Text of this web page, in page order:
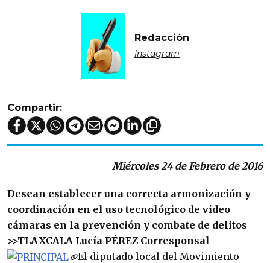
Redacción
Instagram
Compartir:
Miércoles 24 de Febrero de 2016
Desean establecer una correcta armonización y
coordinación en el uso tecnológico de video
cámaras en la prevención y combate de delitos
>>TLAXCALA Lucía PÉREZ Corresponsal
El diputado local del Movimiento